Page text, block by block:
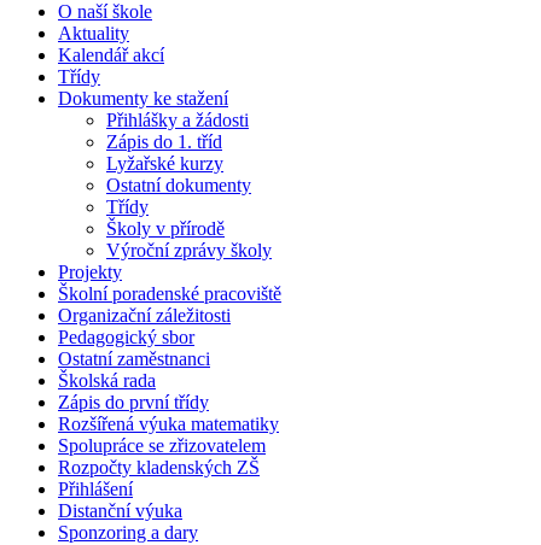
O naší škole
Aktuality
Kalendář akcí
Třídy
Dokumenty ke stažení
Přihlášky a žádosti
Zápis do 1. tříd
Lyžařské kurzy
Ostatní dokumenty
Třídy
Školy v přírodě
Výroční zprávy školy
Projekty
Školní poradenské pracoviště
Organizační záležitosti
Pedagogický sbor
Ostatní zaměstnanci
Školská rada
Zápis do první třídy
Rozšířená výuka matematiky
Spolupráce se zřizovatelem
Rozpočty kladenských ZŠ
Přihlášení
Distanční výuka
Sponzoring a dary